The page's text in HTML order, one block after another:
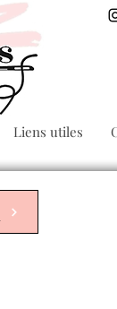
Liens utiles